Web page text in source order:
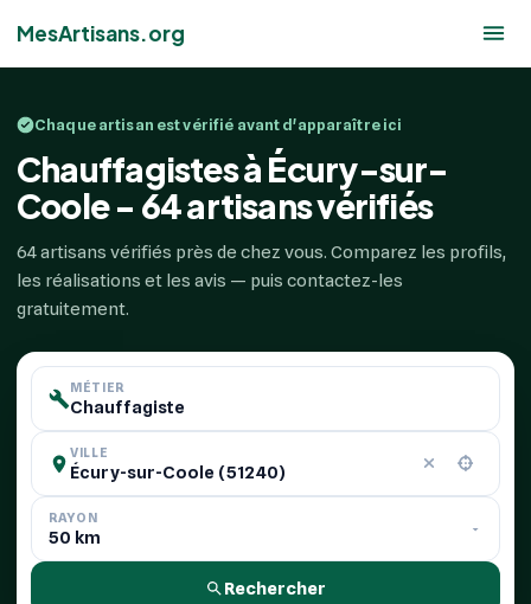
MesArtisans.org
Chaque artisan est vérifié avant d'apparaître ici
Chauffagistes à Écury-sur-
Coole - 64 artisans vérifiés
64 artisans vérifiés près de chez vous. Comparez les profils,
les réalisations et les avis — puis contactez-les
gratuitement.
MÉTIER
VILLE
RAYON
Rechercher